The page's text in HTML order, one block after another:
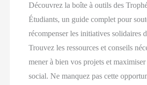
Découvrez la boîte à outils des
Étudiants, un guide complet pour
récompenser les initiatives solidaires
Trouvez les ressources et conseils
mener à bien vos projets et
social. Ne manquez pas cette